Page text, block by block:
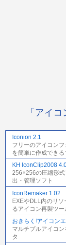
「アイ
Iconion 2.1
フリーのアイコン
を簡単に作成できる
KH IconClip2008
256×256の圧縮形
出・管理ソフト
IconRemaker 1.02
EXEやDLL内のリソ
るアイコン再製ツー
おきらく!アイコン
マルチプルアイコ
タ